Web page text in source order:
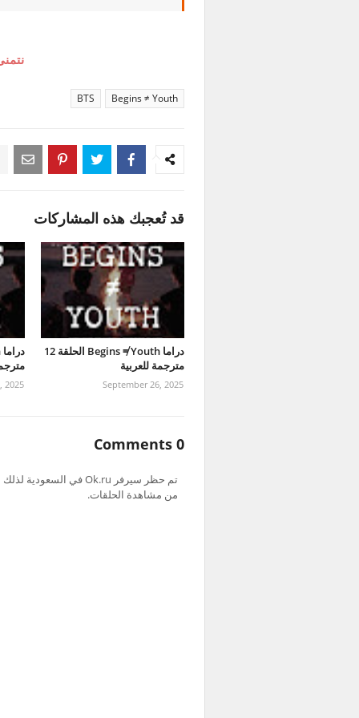
Begins ≠ Youth
BTS
قد تُعجبك هذه المشاركات
دراما Begins ≠ Youth الحلقة 12
مترجمة للعربية
September 26, 2025
2025
0 Comments
من مشاهدة الحلقات.